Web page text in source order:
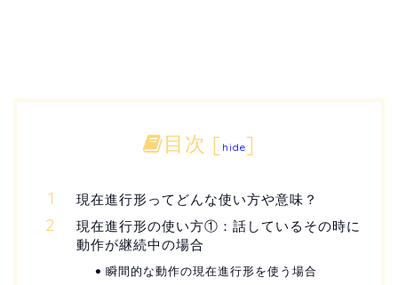
目次 [ hide]
現在進行形ってどんな使い方や意味？
現在進行形の使い方①：話しているその時に
動作が継続中の場合
瞬間的な動作の現在進行形を使う場合